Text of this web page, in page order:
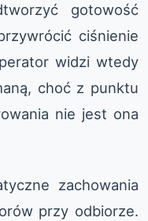
gotowość
ciśnienie
widzi wtedy
choć z punktu
nie jest ona
zachowania
przy odbiorze.